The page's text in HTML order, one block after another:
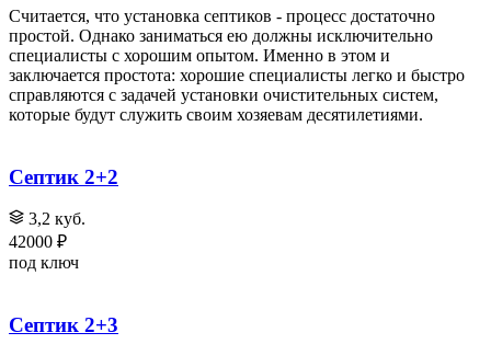
Считается, что установка септиков - процесс достаточно
простой. Однако заниматься ею должны исключительно
специалисты с хорошим опытом. Именно в этом и
заключается простота: хорошие специалисты легко и быстро
справляются с задачей установки очистительных систем,
которые будут служить своим хозяевам десятилетиями.
Септик 2+2
3,2 куб.
42000 ₽
под ключ
Септик 2+3